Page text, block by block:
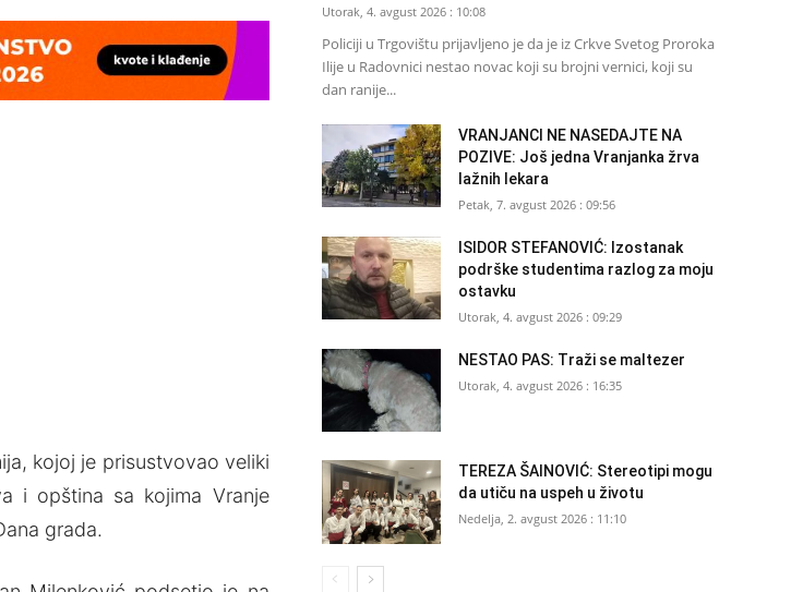
kojoj je prisustvovao veliki
i opština sa kojima Vranje
grada.
Utorak, 4. avgust 2026 : 10:08
Policiji u Trgovištu prijavljeno je da je iz Crkve Svetog Proroka
Ilije u Radovnici nestao novac koji su brojni vernici, koji su
dan ranije...
VRANJANCI NE NASEDAJTE NA
POZIVE: Još jedna Vranjanka žrva
lažnih lekara
Petak, 7. avgust 2026 : 09:56
ISIDOR STEFANOVIĆ: Izostanak
podrške studentima razlog za moju
ostavku
Utorak, 4. avgust 2026 : 09:29
NESTAO PAS: Traži se maltezer
Utorak, 4. avgust 2026 : 16:35
TEREZA ŠAINOVIĆ: Stereotipi mogu
da utiču na uspeh u životu
Nedelja, 2. avgust 2026 : 11:10